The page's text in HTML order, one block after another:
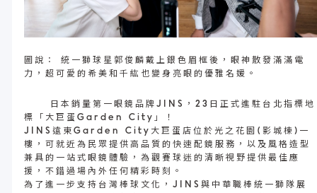
常見問題
FAQ
圖說： 統一獅球星郭俊麟戴上銀色眉框後，眼神散發滿滿電
力，超可愛的希美和千紘也變身亮眼的優雅名媛。
日本銷量第一眼鏡品牌JINS，23日正式進駐台北指標地
標「大巨蛋Garden City」！
JINS遠東Garden City大巨蛋店位於光之花園(影城棟)一
樓，可就近為民眾提供高品質的快速配鏡服務，以及風格造型
兼具的一站式眼鏡體驗，為觀賽球迷的清晰視野提供最佳應
援，不錯過場內外任何精彩時刻。
為了進一步支持台灣棒球文化，JINS與中華職棒統一獅隊展